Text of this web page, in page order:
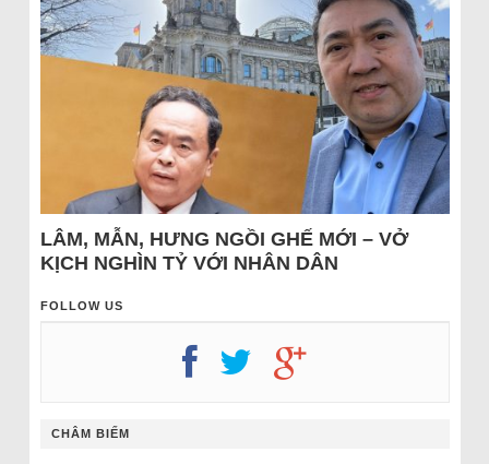
LÂM, MẪN, HƯNG NGỒI GHẾ MỚI – VỞ
KỊCH NGHÌN TỶ VỚI NHÂN DÂN
FOLLOW US
CHÂM BIẾM